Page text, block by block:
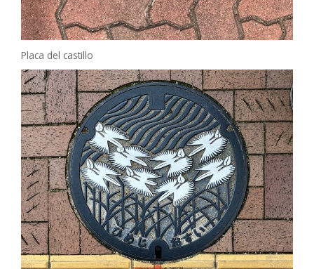
Placa del castillo